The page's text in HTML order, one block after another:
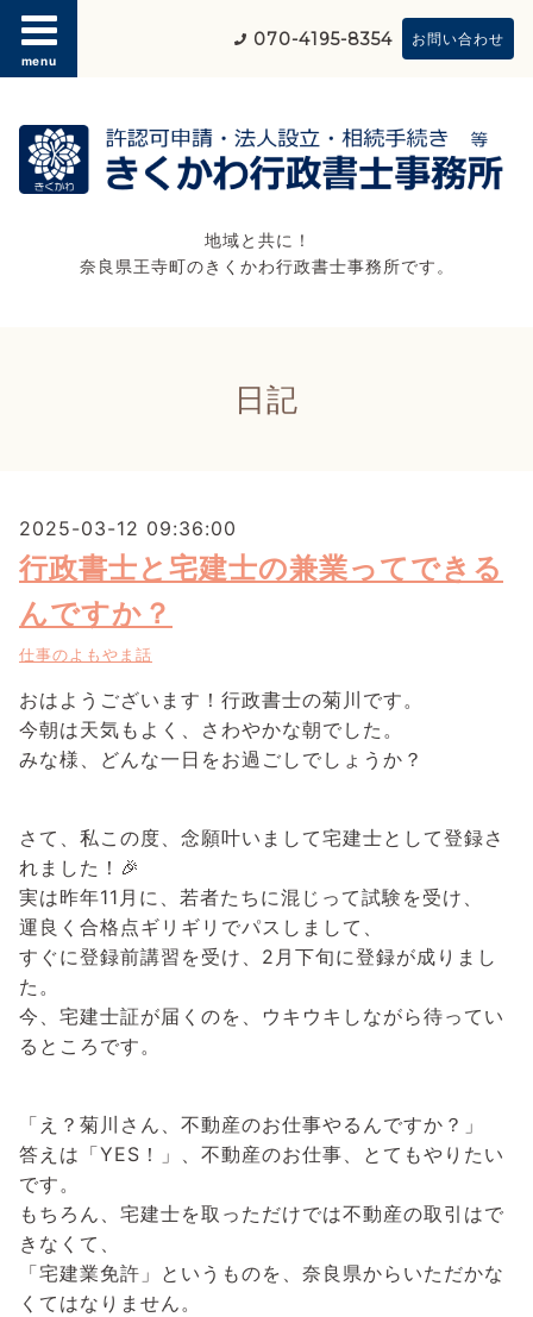
menu
070-4195-8354 お問い合わせ
地域と共に！
奈良県王寺町のきくかわ行政書士事務所です。
日記
2025-03-12 09:36:00
行政書士と宅建士の兼業ってできる
んですか？
仕事のよもやま話
おはようございます！行政書士の菊川です。
今朝は天気もよく、さわやかな朝でした。
みな様、どんな一日をお過ごしでしょうか？
さて、私この度、念願叶いまして宅建士として登録さ
れました！🎉
実は昨年11月に、若者たちに混じって試験を受け、
運良く合格点ギリギリでパスしまして、
すぐに登録前講習を受け、2月下旬に登録が成りまし
た。
今、宅建士証が届くのを、ウキウキしながら待ってい
るところです。
「え？菊川さん、不動産のお仕事やるんですか？」
答えは「YES！」、不動産のお仕事、とてもやりたい
です。
もちろん、宅建士を取っただけでは不動産の取引はで
きなくて、
「宅建業免許」というものを、奈良県からいただかな
くてはなりません。